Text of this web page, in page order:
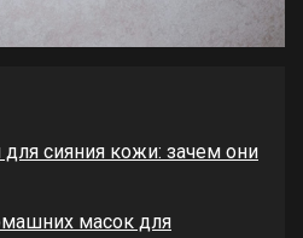
сияния кожи: зачем они
масок для